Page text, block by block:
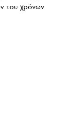
του χρόνων